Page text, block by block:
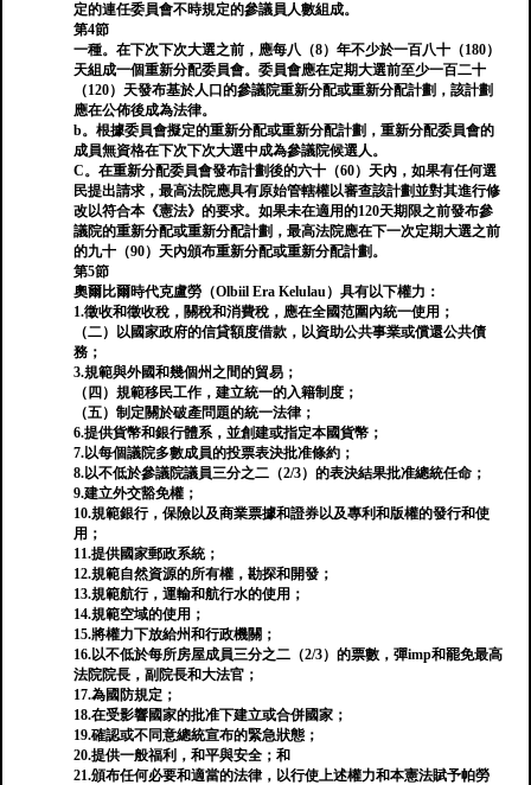
定的連任委員會不時規定的參議員人數組成。
第4節
一種。在下次下次大選之前，應每八（8）年不少於一百八十（180）
天組成一個重新分配委員會。委員會應在定期大選前至少一百二十
（120）天發布基於人口的參議院重新分配或重新分配計劃，該計劃
應在公佈後成為法律。
b。根據委員會擬定的重新分配或重新分配計劃，重新分配委員會的
成員無資格在下次下次大選中成為參議院候選人。
C。在重新分配委員會發布計劃後的六十（60）天內，如果有任何選
民提出請求，最高法院應具有原始管轄權以審查該計劃並對其進行修
改以符合本《憲法》的要求。如果未在適用的120天期限之前發布參
議院的重新分配或重新分配計劃，最高法院應在下一次定期大選之前
的九十（90）天內頒布重新分配或重新分配計劃。
第5節
奧爾比爾時代克盧勞（Olbiil Era Kelulau）具有以下權力：
1.徵收和徵收稅，關稅和消費稅，應在全國范圍內統一使用；
（二）以國家政府的信貸額度借款，以資助公共事業或償還公共債
務；
3.規範與外國和幾個州之間的貿易；
（四）規範移民工作，建立統一的入籍制度；
（五）制定關於破產問題的統一法律；
6.提供貨幣和銀行體系，並創建或指定本國貨幣；
7.以每個議院多數成員的投票表決批准條約；
8.以不低於參議院議員三分之二（2/3）的表決結果批准總統任命；
9.建立外交豁免權；
10.規範銀行，保險以及商業票據和證券以及專利和版權的發行和使
用；
11.提供國家郵政系統；
12.規範自然資源的所有權，勘探和開發；
13.規範航行，運輸和航行水的使用；
14.規範空域的使用；
15.將權力下放給州和行政機關；
16.以不低於每所房屋成員三分之二（2/3）的票數，彈imp和罷免最高
法院院長，副院長和大法官；
17.為國防規定；
18.在受影響國家的批准下建立或合併國家；
19.確認或不同意總統宣布的緊急狀態；
20.提供一般福利，和平與安全；和
21.頒布任何必要和適當的法律，以行使上述權力和本憲法賦予帕勞